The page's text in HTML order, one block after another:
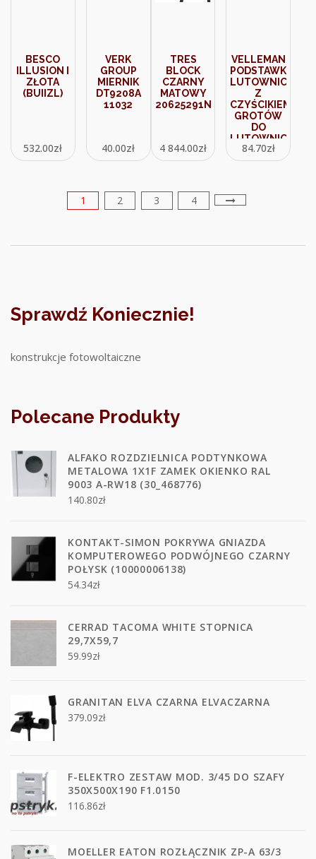
BESCO
ILLUSION I
ZŁOTA
(BUIIZL)
532.00zł
VERK
GROUP
MIERNIK
DT9208A
11032
40.00zł
TRES
BLOCK
CZARNY
MATOWY
20625291NM
4 844.00zł
VELLEMAN
PODSTAWKA
LUTOWNICZA
Z
CZYŚCIKIEM
GROTÓW
DO
LUTOWNIC
GRZAŁKOWYCH
SOLSTAND20
84.70zł
1 2 3 4
Sprawdź Koniecznie!
konstrukcje fotowoltaiczne
Polecane Produkty
ALFAKO ROZDZIELNICA PODTYNKOWA
METALOWA 1X1F ZAMEK OKIENKO RAL
9003 A-RW18 (30_468776)
140.80zł
KONTAKT-SIMON POKRYWA GNIAZDA
KOMPUTEROWEGO PODWÓJNEGO CZARNY
POŁYSK (10000006138)
54.34zł
CERRAD TACOMA WHITE STOPNICA
29,7X59,7
59.99zł
GRANITAN ELVA CZARNA ELVACZARNA
379.09zł
F-ELEKTRO ZESTAW MOD. 3/45 DO SZAFY
350X500X190 F1.0150
116.86zł
MOELLER EATON ROZŁĄCZNIK ZP-A 63/3